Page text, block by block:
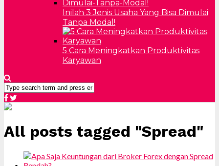
Inilah 3 Jenis Usaha Yang Bisa Dimulai
Tanpa Modal!
5 Cara Meningkatkan Produktivitas
Karyawan
All posts tagged "Spread"